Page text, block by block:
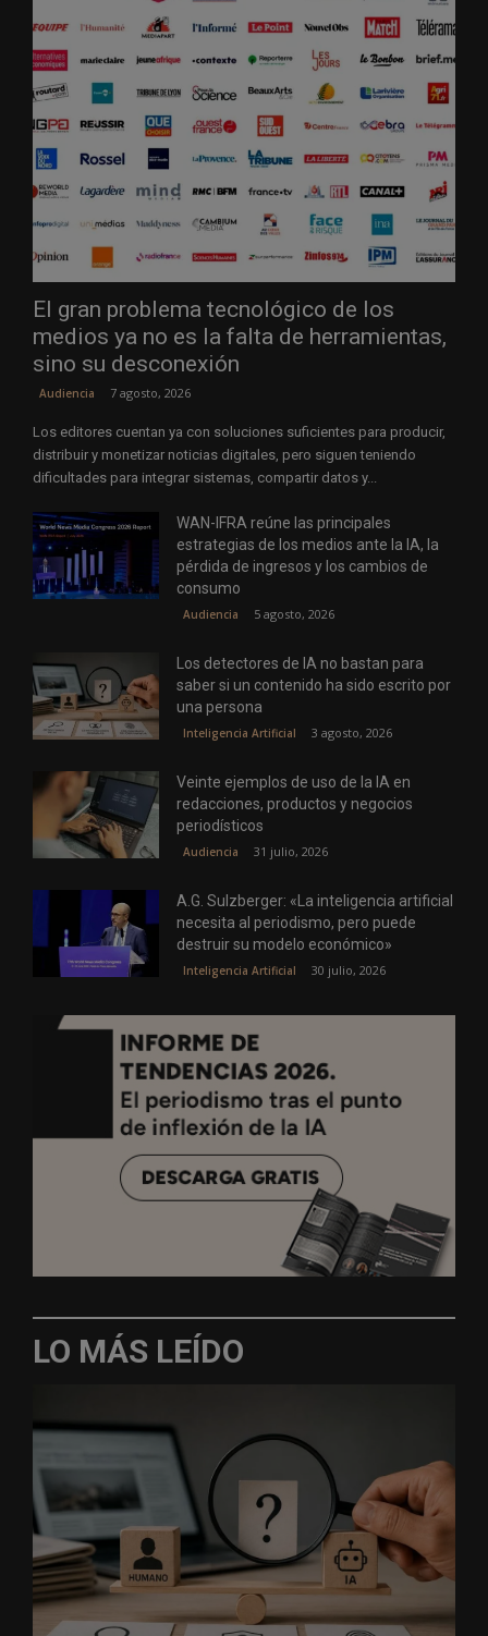
El gran problema tecnológico de los
medios ya no es la falta de herramientas,
sino su desconexión
Audiencia 7 agosto, 2026
Los editores cuentan ya con soluciones suficientes para producir,
distribuir y monetizar noticias digitales, pero siguen teniendo
dificultades para integrar sistemas, compartir datos y...
WAN-IFRA reúne las principales
estrategias de los medios ante la IA, la
pérdida de ingresos y los cambios de
consumo
Audiencia 5 agosto, 2026
Los detectores de IA no bastan para
saber si un contenido ha sido escrito por
una persona
Inteligencia Artificial 3 agosto, 2026
Veinte ejemplos de uso de la IA en
redacciones, productos y negocios
periodísticos
Audiencia 31 julio, 2026
A.G. Sulzberger: «La inteligencia artificial
necesita al periodismo, pero puede
destruir su modelo económico»
Inteligencia Artificial 30 julio, 2026
LO MÁS LEÍDO